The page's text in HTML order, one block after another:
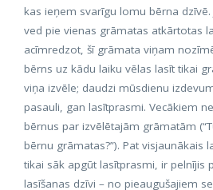
kas ieņem svarīgu lomu bērna dzīvē.
ved pie vienas grāmatas atkārtotas
acīmredzot, šī grāmata viņam
bērns uz kādu laiku vēlas lasīt tikai
viņa izvēle; daudzi mūsdienu
pasauli, gan lasītprasmi. Vecākiem
bērnus par izvēlētajām grāmatām
bērnu grāmatas?”). Pat visjaunākais
tikai sāk apgūt lasītprasmi, ir pelnījis
lasīšanas dzīvi – no pieaugušajiem